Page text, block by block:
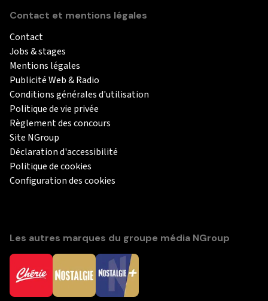
Contact et mentions légales
Contact
Jobs & stages
Mentions légales
Publicité Web & Radio
Conditions générales d'utilisation
Politique de vie privée
Règlement des concours
Site NGroup
Déclaration d'accessibilité
Politique de cookies
Configuration des cookies
Les autres marques du groupe média NGroup